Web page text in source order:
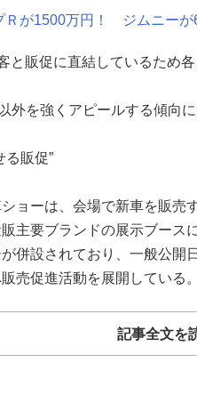
Ｒが1500万円！ ジムニー
と販促に直結しているため
外を強くアピールする傾向
る販促”
ョーは、会場で新車を販売
主要ブランドの展示ブース
併設されており、一般公開
売促進活動を展開している。
記事全文を